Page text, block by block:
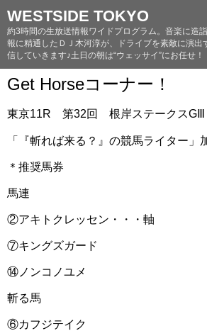
WESTSIDE TOKYO
約3時間の生放送情報ワイドプログラム。音楽に造
報に精通したＤＪ木河淳が、ドライブを素敵に演出
信していきます♪土日の朝は“ウェッサイ”にお任せ！
Get Horseコーナー！
東京11R 第32回 根岸ステークス
「『斬れば来る？』の競馬ライター」
＊推奨馬券
馬連
②アキトクレッセン・・・軸
⑦キングズガード
⑭ノンコノユメ
斬る馬
⑥カフジテイク